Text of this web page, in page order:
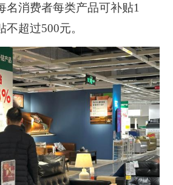
名消费者每类产品可补贴1
超过500元。